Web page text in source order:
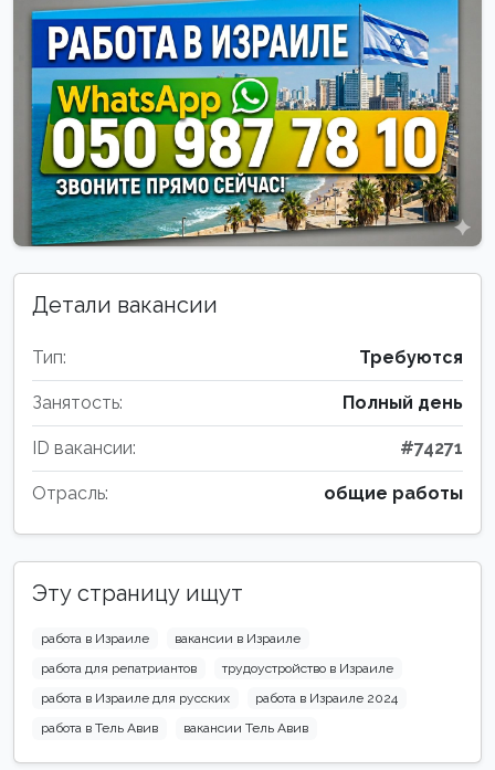
Детали вакансии
Тип: Требуются
Занятость: Полный день
ID вакансии: #74271
Отрасль: общие работы
Эту страницу ищут
работа в Израиле
вакансии в Израиле
работа для репатриантов
трудоустройство в Израиле
работа в Израиле для русских
работа в Израиле 2024
работа в Тель Авив
вакансии Тель Авив